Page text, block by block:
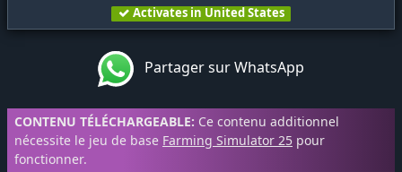
Activates in United States
Partager sur WhatsApp
CONTENU TÉLÉCHARGEABLE: Ce contenu additionnel
nécessite le jeu de base Farming Simulator 25 pour
fonctionner.